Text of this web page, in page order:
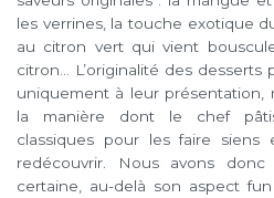
les verrines, la touche exotique
au citron vert qui vient
citron… L’originalité des
uniquement à leur présentation,
la manière dont le chef
classiques pour les faire
redécouvrir. Nous avons
certaine, au-delà son aspect